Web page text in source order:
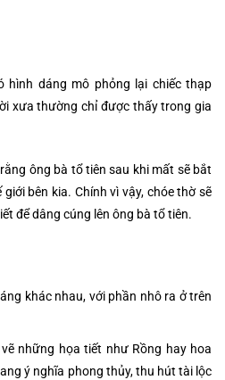
dáng mô phỏng lại chiếc thạp
xưa thường chỉ được thấy trong gia
ông bà tổ tiên sau khi mất sẽ bắt
bên kia. Chính vì vậy, chóe thờ sẽ
để dâng cúng lên ông bà tổ tiên.
khác nhau, với phần nhô ra ở trên
những họa tiết như Rồng hay hoa
ý nghĩa phong thủy, thu hút tài lộc